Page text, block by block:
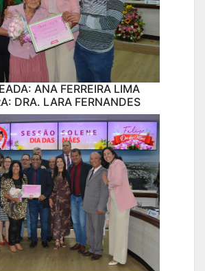
ANA FERREIRA LIMA
DRA. LARA FERNANDES